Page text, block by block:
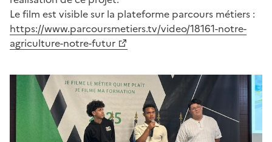
Le film est visible sur la plateforme parcours métiers :
https://www.parcoursmetiers.tv/video/18161-notre-
agriculture-notre-futur